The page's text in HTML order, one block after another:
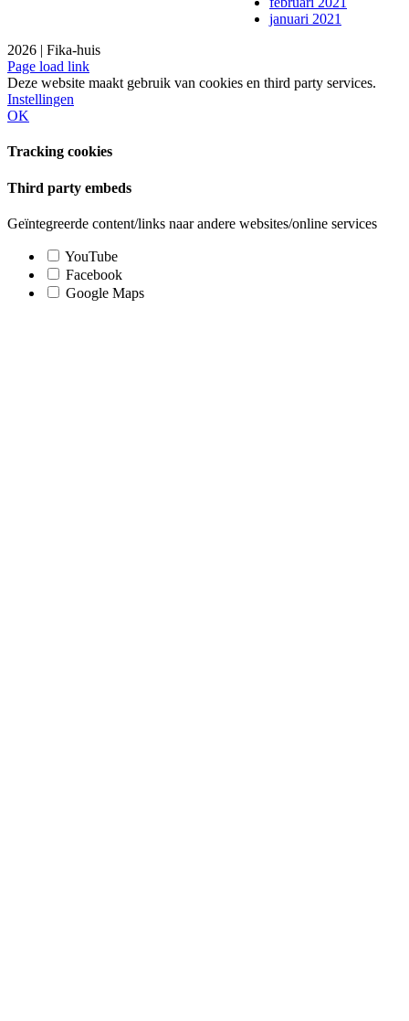
januari 2021
2026 | Fika-huis
Facebook
Instagram
Page load link
Deze website maakt gebruik van cookies en third party services.
Instellingen
OK
Tracking cookies
Third party embeds
Geïntegreerde content/links naar andere websites/online services
YouTube
Facebook
Google Maps